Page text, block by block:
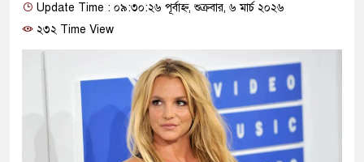
Update Time : ০৯:৩০:২৬ পূর্বাহ্ন, শুক্রবার, ৬ মার্চ ২০২৬
২৩২ Time View